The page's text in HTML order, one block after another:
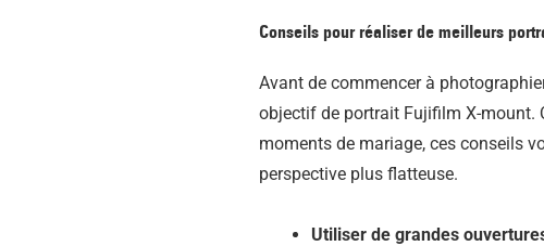
Conseils pour réaliser de meilleurs
Avant de commencer à
objectif de portrait Fujifilm X-mount.
moments de mariage, ces conseils
perspective plus flatteuse.
Utiliser de grandes